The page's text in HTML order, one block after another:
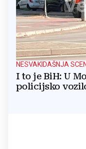
NESVAKIDAŠNJA
I to je BiH: U
policijsko